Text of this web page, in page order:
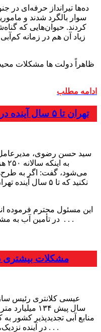
ده‌ها تیرانداز حرفه‌ای در
کردند. حیوان‌هایی که
زیاد آن هم در زمانه
ادامه مطلب
تهران تا ۵ سال آینده در تأمین آب به مشکل می‌خورد
سید حسن رضوی،
می‌شود، گفت: اگر به
نکنید که تا ۵
. . .
مشکلات بیشتری
سال پیش ۱۳۴
در آینده‌ نزدیک، مشکلات بیشتری در رابطه با مسائل . . .